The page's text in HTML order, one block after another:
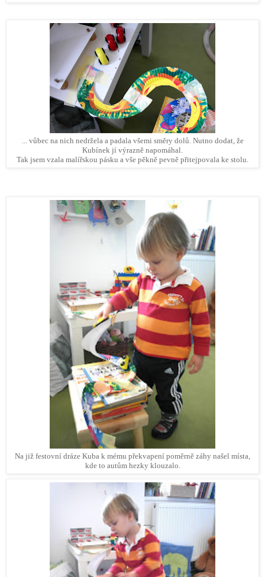
... vůbec na nich nedržela a padala všemi směry dolů. Nutno dodat, že
Kubínek jí výrazně napomáhal.
Tak jsem vzala malířskou pásku a vše pěkně pevně přitejpovala ke stolu.
Na již festovní dráze Kuba k mému překvapení poměrně záhy našel místa,
kde to autům hezky klouzalo.